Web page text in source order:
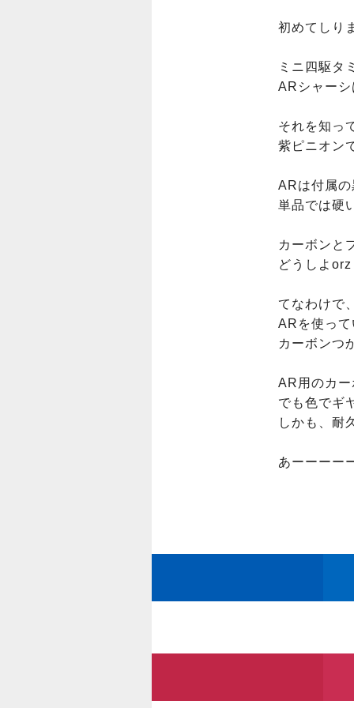
初めてしり
ミニ四駆タ
ARシャー
それを知っ
紫ピニオン
ARは付属
単品では硬
カーボンと
どうしよorz
てなわけで
ARを使っ
カーボンつ
AR用のカ
でも色でギ
しかも、耐
あーーーー